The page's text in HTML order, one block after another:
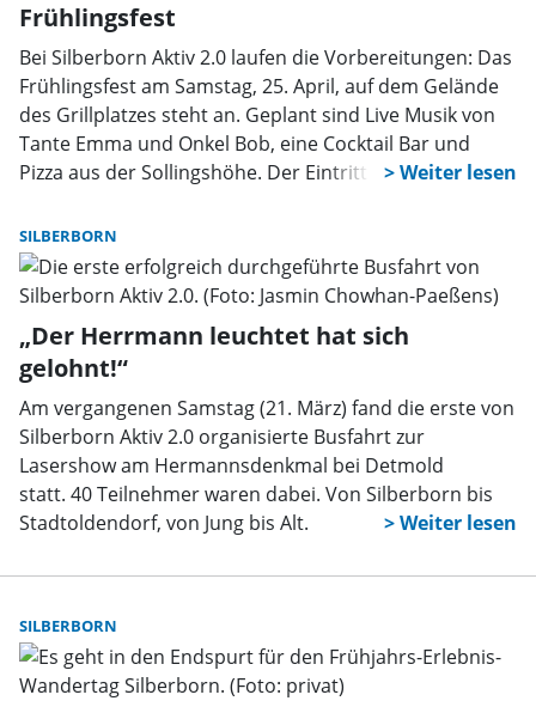
Frühlingsfest
Bei Silberborn Aktiv 2.0 laufen die Vorbereitungen: Das
Frühlingsfest am Samstag, 25. April, auf dem Gelände
des Grillplatzes steht an. Geplant sind Live Musik von
Tante Emma und Onkel Bob, eine Cocktail Bar und
Pizza aus der Sollingshöhe. Der Eintritt ist frei.
SILBERBORN
„Der Herrmann leuchtet hat sich
gelohnt!“
Am vergangenen Samstag (21. März) fand die erste von
Silberborn Aktiv 2.0 organisierte Busfahrt zur
Lasershow am Hermannsdenkmal bei Detmold
statt. 40 Teilnehmer waren dabei. Von Silberborn bis
Stadtoldendorf, von Jung bis Alt.
SILBERBORN